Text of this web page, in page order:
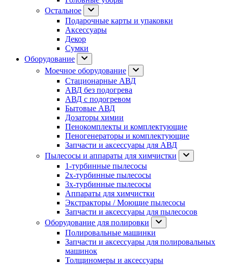
Остальное
Подарочные карты и упаковки
Аксессуары
Декор
Сумки
Оборудование
Моечное оборудование
Стационарные АВД
АВД без подогрева
АВД с подогревом
Бытовые АВД
Дозаторы химии
Пенокомплекты и комплектующие
Пеногенераторы и комплектующие
Запчасти и аксессуары для АВД
Пылесосы и аппараты для химчистки
1-турбинные пылесосы
2х-турбинные пылесосы
3х-турбинные пылесосы
Аппараты для химчистки
Экстракторы / Моющие пылесосы
Запчасти и аксессуары для пылесосов
Оборудование для полировки
Полировальные машинки
Запчасти и аксессуары для полировальных
машинок
Толщиномеры и аксессуары